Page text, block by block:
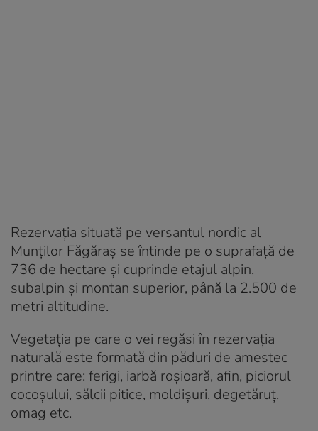
Rezervația situată pe versantul nordic al
Munților Făgăraș se întinde pe o suprafață de
736 de hectare și cuprinde etajul alpin,
subalpin și montan superior, până la 2.500 de
metri altitudine.
Vegetația pe care o vei regăsi în rezervația
naturală este formată din păduri de amestec
printre care: ferigi, iarbă roșioară, afin, piciorul
cocoșului, sălcii pitice, moldișuri, degetăruț,
omag etc.